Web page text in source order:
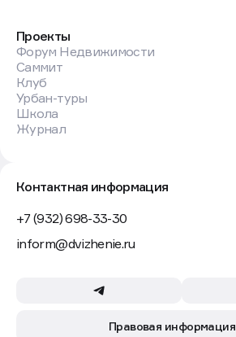
Проекты
Форум Недвижимости
Саммит
Клуб
Урбан-туры
Школа
Журнал
Контактная информация
+7 (932) 698-33-30
inform@dvizhenie.ru
Правовая информация